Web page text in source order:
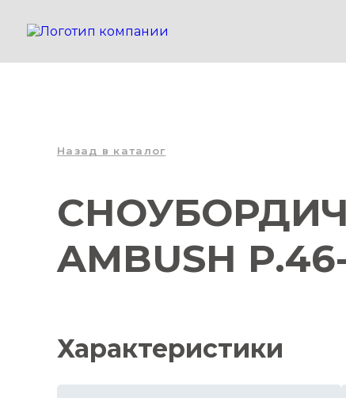
Назад в каталог
AMBUSH
Характеристики